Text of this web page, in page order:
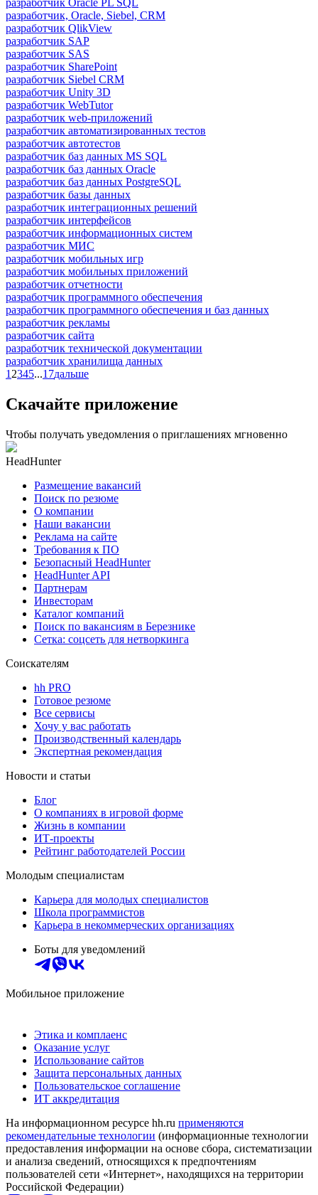
разработчик, Oracle, Siebel, CRM
разработчик QlikView
разработчик SAP
разработчик SAS
разработчик SharePoint
разработчик Siebel CRM
разработчик Unity 3D
разработчик WebTutor
разработчик web-приложений
разработчик автоматизированных тестов
разработчик автотестов
разработчик баз данных MS SQL
разработчик баз данных Oracle
разработчик баз данных PostgreSQL
разработчик базы данных
разработчик интеграционных решений
разработчик интерфейсов
разработчик информационных систем
разработчик МИС
разработчик мобильных игр
разработчик мобильных приложений
разработчик отчетности
разработчик программного обеспечения
разработчик программного обеспечения и баз данных
разработчик рекламы
разработчик сайта
разработчик технической документации
разработчик хранилища данных
1 2345...17дальше
Скачайте приложение
Чтобы получать уведомления о приглашениях мгновенно
HeadHunter
Размещение вакансий
Поиск по резюме
О компании
Наши вакансии
Реклама на сайте
Требования к ПО
Безопасный HeadHunter
HeadHunter API
Партнерам
Инвесторам
Каталог компаний
Поиск по вакансиям в Березнике
Сетка: соцсеть для нетворкинга
Соискателям
hh PRO
Готовое резюме
Все сервисы
Хочу у вас работать
Производственный календарь
Экспертная рекомендация
Новости и статьи
Блог
О компаниях в игровой форме
Жизнь в компании
ИТ-проекты
Рейтинг работодателей России
Молодым специалистам
Карьера для молодых специалистов
Школа программистов
Карьера в некоммерческих организациях
Боты для уведомлений
Мобильное приложение
Этика и комплаенс
Оказание услуг
Использование сайтов
Защита персональных данных
Пользовательское соглашение
ИТ аккредитация
На информационном ресурсе hh.ru применяются
рекомендательные технологии (информационные технологии
предоставления информации на основе сбора, систематизации
и анализа сведений, относящихся к предпочтениям
пользователей сети «Интернет», находящихся на территории
Российской Федерации)